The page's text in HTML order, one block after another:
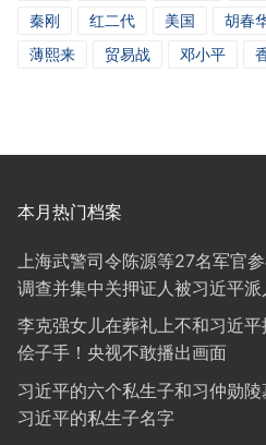
秦刚 红二代 美国 胡春
薄熙来
贸易战 邓小平
本月热门档案
上海武警司令陈源等27名军官
调查并集中关押证人被习近平
李克强女儿在葬礼上不和习近平
侩子手！央视不敢播出画面
习近平的六个私生子和习仲勋
习近平的私生子名字